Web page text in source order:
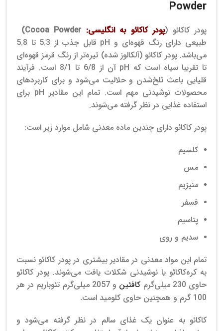
Powder
پودر کاکائو (پودر کاکائو به انگلیسی:
طبیعی دارای رنگ قهوه‌ای و pH قابل جذب از 5.3 تا 5.8
می‌باشد. پودر کاکائو (آلکالوز شده) تیره‌تر از رنگ قرمز قهوه‌ای
تا تقریبا سیاه است که pH آن از 6/8 تا 8/1 است. فرآیند
قلیایی باعث تلخ‌شدن و حلالیت می‌شود و برای کاربردهای
محصولات نوشیدنی مهم است. تمام این مقادیر pH برای
استفاده غذایی در نظر گرفته می‌شوند.
پودر کاکائو دارای چندین ماده معدنی شامل موارد زیر است:
کلسیم
مس
منیزیم
فسفر
پتاسیم
سدیم و روی
تمام این مواد معدنی در مقادیر بیشتری در پودر کاکائو نسبت
به کره‌کاکائو یا نوشیدنی شکلات یافت می‌شوند. پودر کاکائو
حاوی 230 میلی‌گرم
کافئین
و 2057 میلی‌گرم تئوباریم در هر
100 گرم و همچنین حاوی کلومید است
.
کاکائو به عنوان یک غذای سالم در نظر گرفته می‌شود و